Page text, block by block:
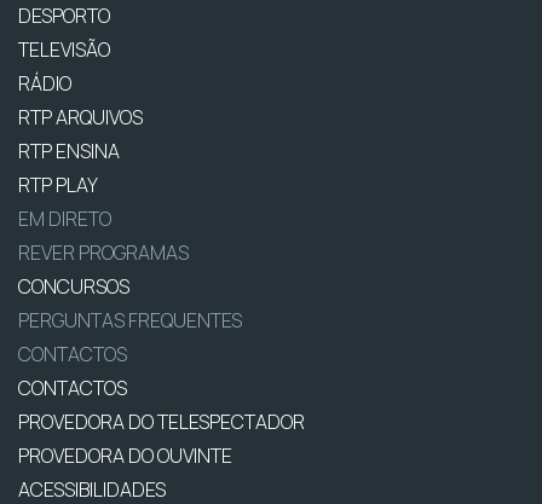
DESPORTO
TELEVISÃO
RÁDIO
RTP ARQUIVOS
RTP ENSINA
RTP PLAY
EM DIRETO
REVER PROGRAMAS
CONCURSOS
PERGUNTAS FREQUENTES
CONTACTOS
CONTACTOS
PROVEDORA DO TELESPECTADOR
PROVEDORA DO OUVINTE
ACESSIBILIDADES